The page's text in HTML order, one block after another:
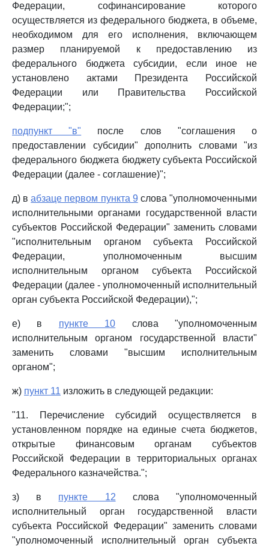
Федерации, софинансирование которого
осуществляется из федерального бюджета, в объеме,
необходимом для его исполнения, включающем
размер планируемой к предоставлению из
федерального бюджета субсидии, если иное не
установлено актами Президента Российской
Федерации или Правительства Российской
Федерации;";
подпункт "в" после слов "соглашения о
предоставлении субсидии" дополнить словами "из
федерального бюджета бюджету субъекта Российской
Федерации (далее - соглашение)";
д) вабзаце первом пункта 9 слова "уполномоченными
исполнительными органами государственной власти
субъектов Российской Федерации" заменить словами
"исполнительным органом субъекта Российской
Федерации, уполномоченным высшим
исполнительным органом субъекта Российской
Федерации (далее - уполномоченный исполнительный
орган субъекта Российской Федерации),";
е) в пункте 10 слова "уполномоченным
исполнительным органом государственной власти"
заменить словами "высшим исполнительным
органом";
ж) пункт 11 изложить в следующей редакции:
"11. Перечисление субсидий осуществляется в
установленном порядке на единые счета бюджетов,
открытые финансовым органам субъектов
Российской Федерации в территориальных органах
Федерального казначейства.";
з) в пункте 12 слова "уполномоченный
исполнительный орган государственной власти
субъекта Российской Федерации" заменить словами
"уполномоченный исполнительный орган субъекта